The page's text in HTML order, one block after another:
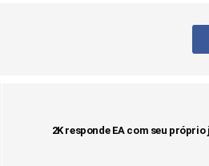
2K responde EA com seu